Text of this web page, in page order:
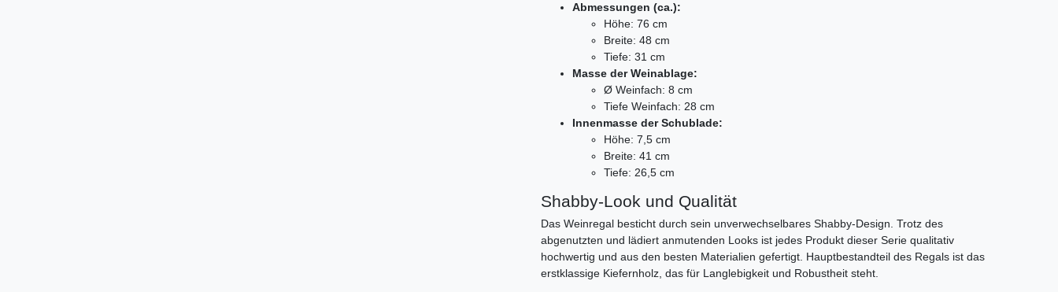
Abmessungen (ca.):
Höhe: 76 cm
Breite: 48 cm
Tiefe: 31 cm
Masse der Weinablage:
Ø Weinfach: 8 cm
Tiefe Weinfach: 28 cm
Innenmasse der Schublade:
Höhe: 7,5 cm
Breite: 41 cm
Tiefe: 26,5 cm
Shabby-Look und Qualität
Das Weinregal besticht durch sein unverwechselbares Shabby-Design. Trotz des
abgenutzten und lädiert anmutenden Looks ist jedes Produkt dieser Serie qualitativ
hochwertig und aus den besten Materialien gefertigt. Hauptbestandteil des Regals ist das
erstklassige Kiefernholz, das für Langlebigkeit und Robustheit steht.